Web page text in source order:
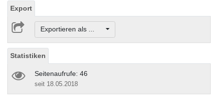
Export
Exportieren als ...
Statistiken
Seitenaufrufe: 46
seit 18.05.2018